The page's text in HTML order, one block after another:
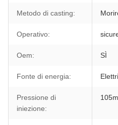
Metodo di casting:
Operativo:
Oem: SÌ
Fonte di energia:
Pressione di
iniezione: